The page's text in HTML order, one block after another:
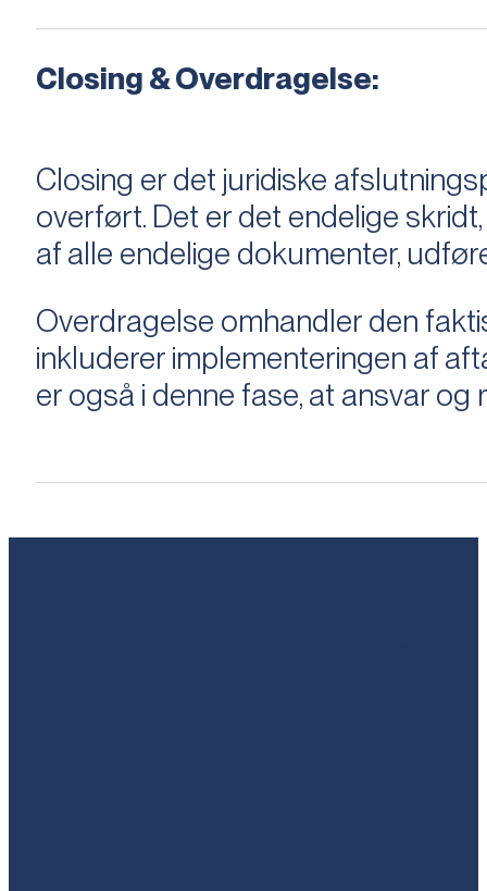
Closing & Overdragelse:
Closing er det juridiske
overført. Det er det endelige
af alle endelige dokumenter,
Overdragelse omhandler den
inkluderer implementeringen af
er også i denne fase, at ansvar